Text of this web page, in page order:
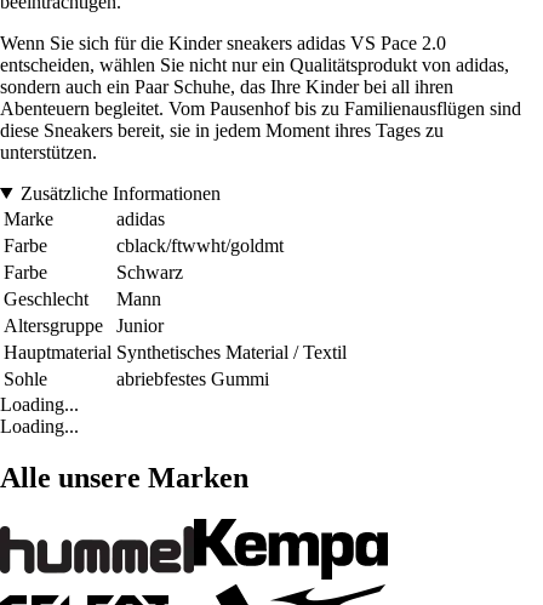
Wenn Sie sich für die Kinder sneakers adidas VS Pace 2.0
entscheiden, wählen Sie nicht nur ein Qualitätsprodukt von adidas,
sondern auch ein Paar Schuhe, das Ihre Kinder bei all ihren
Abenteuern begleitet. Vom Pausenhof bis zu Familienausflügen sind
diese Sneakers bereit, sie in jedem Moment ihres Tages zu
unterstützen.
Zusätzliche Informationen
Marke
adidas
Farbe
cblack/ftwwht/goldmt
Farbe
Schwarz
Geschlecht
Mann
Altersgruppe
Junior
Hauptmaterial Synthetisches Material / Textil
Sohle
abriebfestes Gummi
Loading...
Loading...
Alle unsere Marken